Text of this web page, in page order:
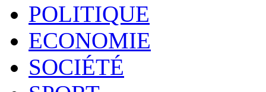
POLITIQUE
ECONOMIE
SOCIÉTÉ